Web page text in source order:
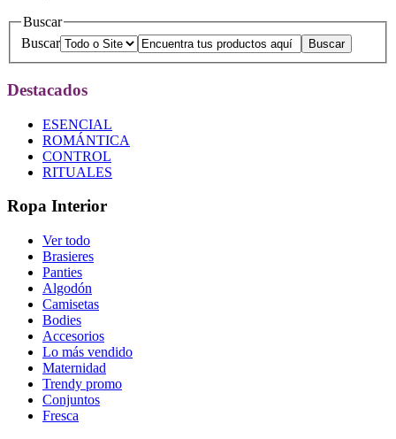
Buscar
Buscar
Destacados
ESENCIAL
ROMÁNTICA
CONTROL
RITUALES
Ropa Interior
Ver todo
Brasieres
Panties
Algodón
Camisetas
Bodies
Accesorios
Lo más vendido
Maternidad
Trendy promo
Conjuntos
Fresca